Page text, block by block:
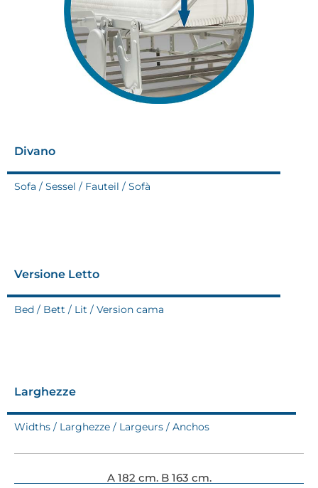
Divano
Sofa / Sessel / Fauteil / Sofà
Versione Letto
Bed / Bett / Lit / Version cama
Larghezze
Widths / Larghezze / Largeurs / Anchos
A 182 cm. B 163 cm.